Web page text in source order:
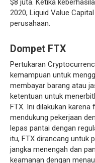
$8 juta. Ketika
2020, Liquid Value
perusahaan.
Dompet FTX
Pertukaran
kemampuan untuk
membayar barang atau
ketentuan untuk
FTX. Ini dilakukan
mendukung pekerjaan
lepas pantai dengan
itu, FTX dirancang untuk
jangka menengah dan
keamanan dengan